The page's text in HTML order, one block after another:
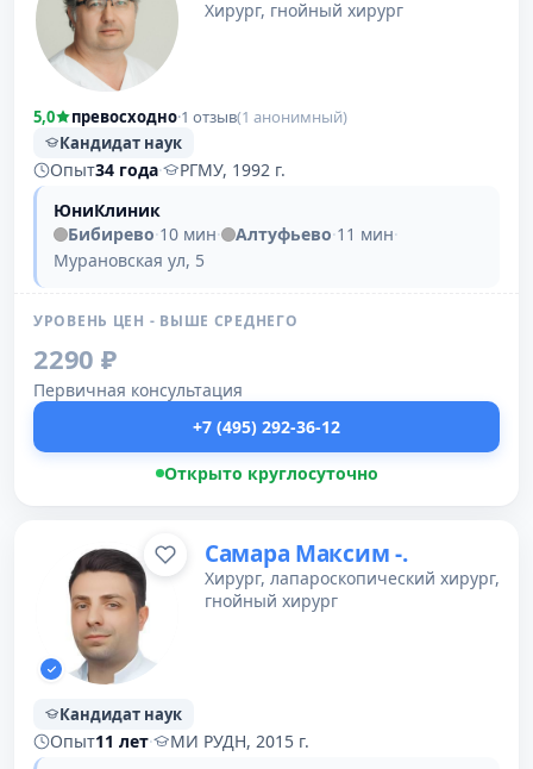
Хирург, гнойный хирург
5,0 превосходно·1 отзыв(1 анонимный)
Кандидат наук
Опыт34 года·
РГМУ, 1992 г.
ЮниКлиник
Бибирево·10 мин· Алтуфьево·11 мин·
Мурановская ул, 5
УРОВЕНЬ ЦЕН - ВЫШЕ СРЕДНЕГО
2290 ₽
Первичная консультация
+7 (495) 292-36-12
Открыто круглосуточно
Самара Максим -.
Хирург, лапароскопический хирург,
гнойный хирург
Кандидат наук
Опыт11 лет·
МИ РУДН, 2015 г.